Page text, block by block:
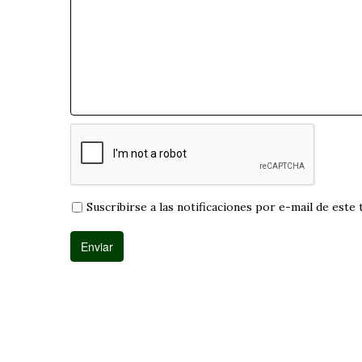
Suscribirse a las notificaciones por e-mail de este